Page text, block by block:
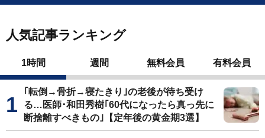
人気記事ランキング
1時間 週間 無料会員 有料会員
｢転倒→骨折→寝たきり｣の老後が待ち受け
る…医師･和田秀樹｢60代になったら真っ先に
断捨離すべきもの｣【定年後の黄金期3選】